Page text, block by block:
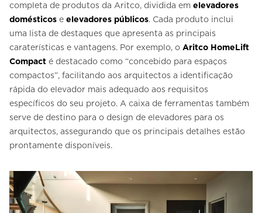
completa de produtos da Aritco, dividida em elevadores
domésticos e elevadores públicos. Cada produto inclui
uma lista de destaques que apresenta as principais
caraterísticas e vantagens. Por exemplo, o Aritco HomeLift
Compact é destacado como “concebido para espaços
compactos”, facilitando aos arquitectos a identificação
rápida do elevador mais adequado aos requisitos
específicos do seu projeto. A caixa de ferramentas também
serve de destino para o design de elevadores para os
arquitectos, assegurando que os principais detalhes estão
prontamente disponíveis.